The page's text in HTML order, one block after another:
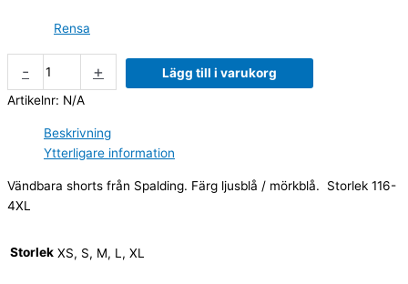
Rensa
- +
Lägg till i varukorg
Artikelnr: N/A
Beskrivning
Ytterligare information
Vändbara shorts från Spalding. Färg ljusblå / mörkblå. Storlek 116-
4XL
Storlek XS, S, M, L, XL